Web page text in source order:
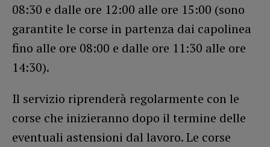
08:30 e dalle ore 12:00 alle ore 15:00 (sono
garantite le corse in partenza dai capolinea
fino alle ore 08:00 e dalle ore 11:30 alle ore
14:30).
Il servizio riprenderà regolarmente con le
corse che inizieranno dopo il termine delle
eventuali astensioni dal lavoro. Le corse